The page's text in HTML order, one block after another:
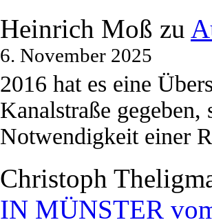
Heinrich Moß zu
6. November 2025
2016 hat es eine
Kanalstraße
Notwendigkeit einer
Christoph
IN MÜNSTER